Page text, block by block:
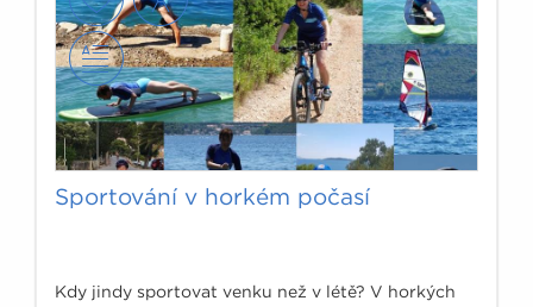
Sportování v horkém počasí
Kdy jindy sportovat venku než v létě? V horkých